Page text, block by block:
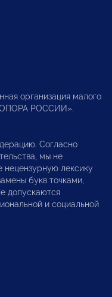
организация малого
РОССИИ».
Согласно
мы не
лексику
букв точками,
допускаются
и социальной